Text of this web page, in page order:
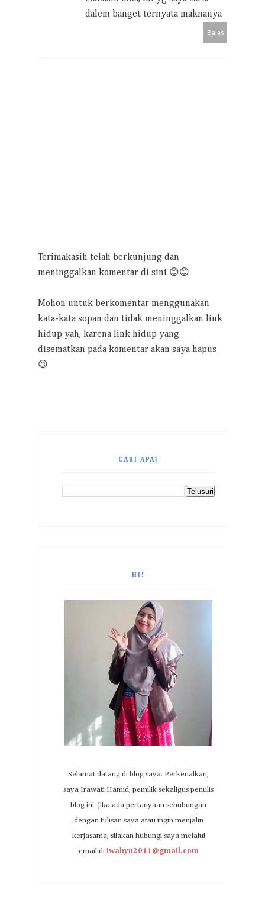
dalem banget ternyata maknanya
Balas
Terimakasih telah berkunjung dan
meninggalkan komentar di sini 😊😊
Mohon untuk berkomentar menggunakan
kata-kata sopan dan tidak meninggalkan link
hidup yah, karena link hidup yang
disematkan pada komentar akan saya hapus
😉
CARI APA?
HI!
Selamat datang di blog saya. Perkenalkan,
saya Irawati Hamid, pemilik sekaligus penulis
blog ini. Jika ada pertanyaan sehubungan
dengan tulisan saya atau ingin menjalin
kerjasama, silakan hubungi saya melalui
email di iwahyu2011@gmail.com